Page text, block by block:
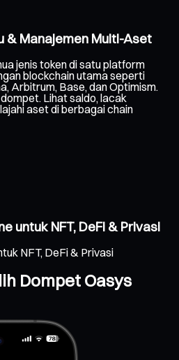
& Manajemen Multi-Aset
jenis token di satu platform
blockchain utama seperti
Arbitrum, Base, dan Optimism.
Lihat saldo, lacak
aset di berbagai chain
untuk NFT, DeFi & Privasi
NFT, DeFi & Privasi
Dompet Oasys